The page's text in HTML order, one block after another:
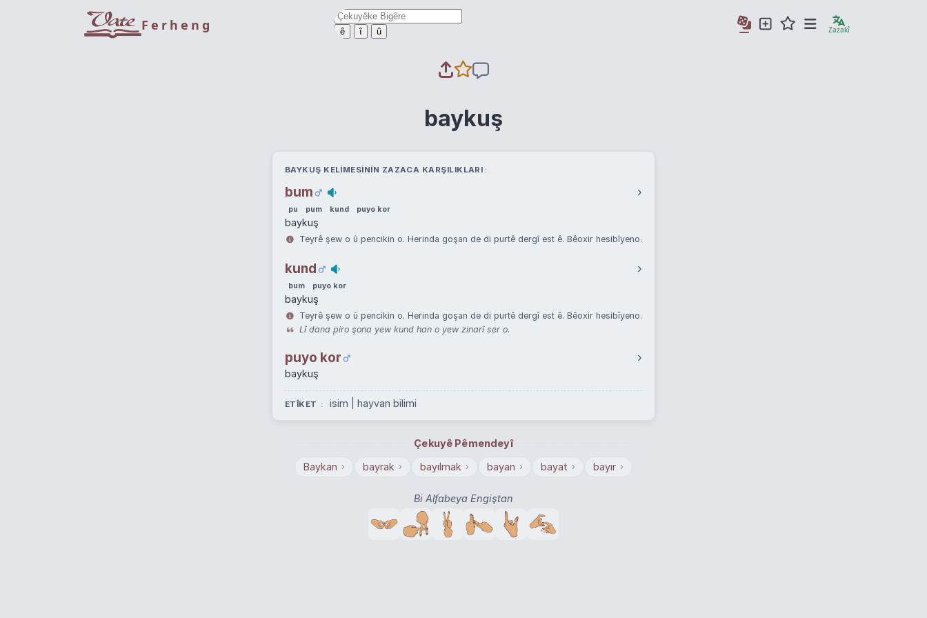
Ferheng ê î û Zazakî
baykuş
BAYKUŞ KELIMESININ ZAZACA KARŞILIKLARI
bum ›
pu pum kund puyo kor
baykuş
Teyrê şew o û pencikin o. Herinda goşan de di purtê dergî est ê. Bêoxir hesibîyeno.
kund ›
bum puyo kor
baykuş
Teyrê şew o û pencikin o. Herinda goşan de di purtê dergî est ê. Bêoxir hesibîyeno.
Lî dana piro şona yew kund han o yew zinarî ser o.
puyo kor ›
baykuş
ETÎKET isim | hayvan bilimi
Çekuyê Pêmendeyî
Baykan › bayrak › bayılmak › bayan › bayat › bayır ›
Bi Alfabeya Engiştan